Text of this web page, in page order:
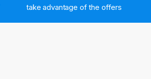
take advantage of the offers